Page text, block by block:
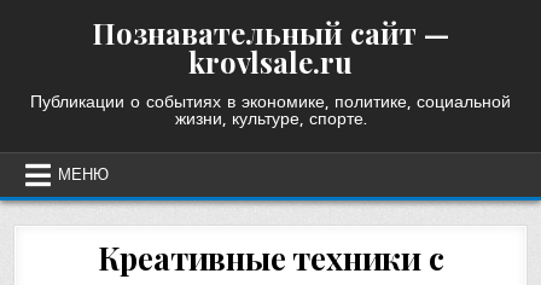
Познавательный сайт —
krovlsale.ru
Публикации о событиях в экономике, политике, социальной
жизни, культуре, спорте.
МЕНЮ
Креативные техники с